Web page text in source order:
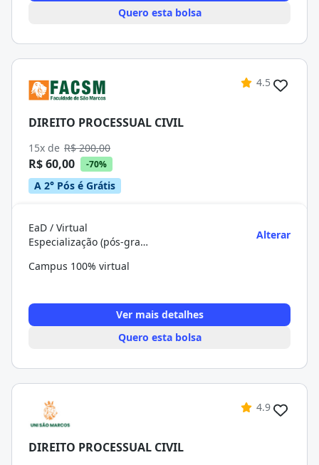
Quero esta bolsa
4.5
DIREITO PROCESSUAL CIVIL
15x de R$ 200,00
R$ 60,00 -70%
A 2° Pós é Grátis
EaD / Virtual
Especialização (pós-graduação)
Alterar
Campus 100% virtual
Ver mais detalhes
Quero esta bolsa
4.9
DIREITO PROCESSUAL CIVIL